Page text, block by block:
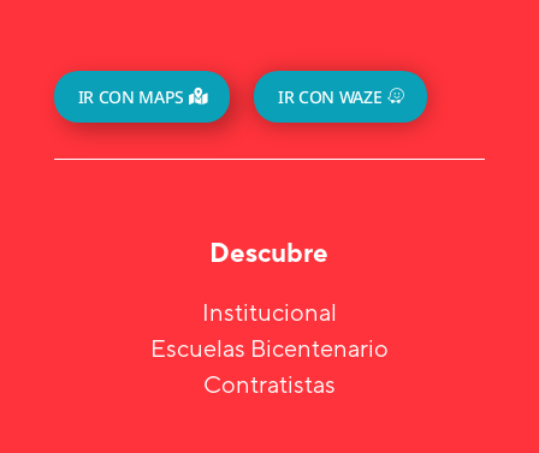
IR CON MAPS IR CON WAZE
Descubre
Institucional
Escuelas Bicentenario
Contratistas